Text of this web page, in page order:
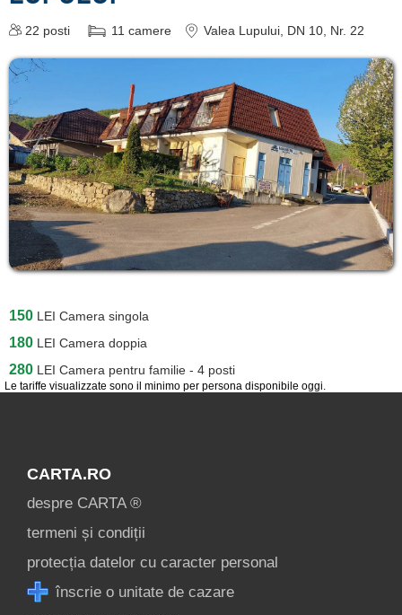
Le tariffe visualizzate sono il minimo per persona disponibile oggi.
22 posti 11 camere Valea Lupului , DN 10, Nr. 22
150 LEI Camera singola
180 LEI Camera doppia
280 LEI Camera pentru familie - 4 posti
de cazare
despre C A R T A ®
termeni și condiții
contact
login
CARTA.RO
despre CARTA ®
termeni și condiții
protecția datelor cu caracter personal
înscrie o unitate de cazare